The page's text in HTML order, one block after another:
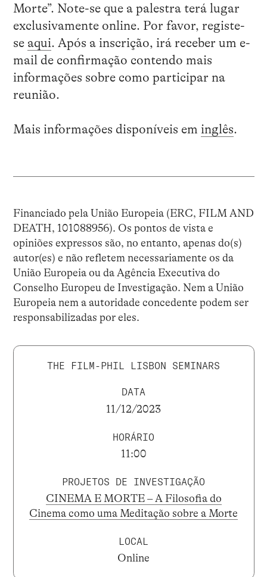
Morte”. Note-se que a palestra terá lugar
exclusivamente online. Por favor, registe-
se aqui. Após a inscrição, irá receber um e-
mail de confirmação contendo mais
informações sobre como participar na
reunião.
Mais informações disponíveis em inglês.
Financiado pela União Europeia (ERC, FILM AND
DEATH, 101088956). Os pontos de vista e
opiniões expressos são, no entanto, apenas do(s)
autor(es) e não refletem necessariamente os da
União Europeia ou da Agência Executiva do
Conselho Europeu de Investigação. Nem a União
Europeia nem a autoridade concedente podem ser
responsabilizadas por eles.
THE FILM-PHIL LISBON SEMINARS
DATA
11/12/2023
HORÁRIO
11:00
PROJETOS DE INVESTIGAÇÃO
CINEMA E MORTE – A Filosofia do
Cinema como uma Meditação sobre a Morte
LOCAL
Online